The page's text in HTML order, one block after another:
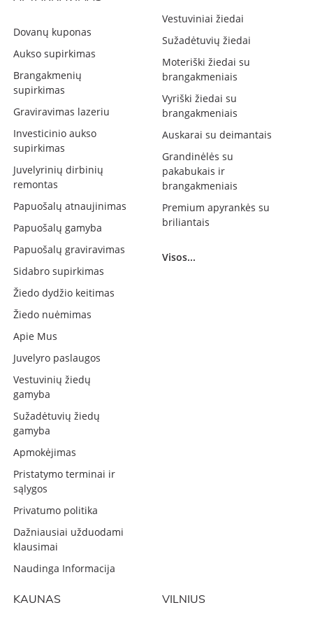
Dovanų kuponas
Aukso supirkimas
Brangakmenių
supirkimas
Graviravimas lazeriu
Investicinio aukso
supirkimas
Juvelyrinių dirbinių
remontas
Papuošalų atnaujinimas
Papuošalų gamyba
Papuošalų graviravimas
Sidabro supirkimas
Žiedo dydžio keitimas
Žiedo nuėmimas
Apie Mus
Juvelyro paslaugos
Vestuvinių žiedų
gamyba
Sužadėtuvių žiedų
gamyba
Apmokėjimas
Pristatymo terminai ir
sąlygos
Privatumo politika
Dažniausiai užduodami
klausimai
Naudinga Informacija
Vestuviniai žiedai
Sužadėtuvių žiedai
Moteriški žiedai su
brangakmeniais
Vyriški žiedai su
brangakmeniais
Auskarai su deimantais
Grandinėlės su
pakabukais ir
brangakmeniais
Premium apyrankės su
briliantais
Visos...
KAUNAS VILNIUS